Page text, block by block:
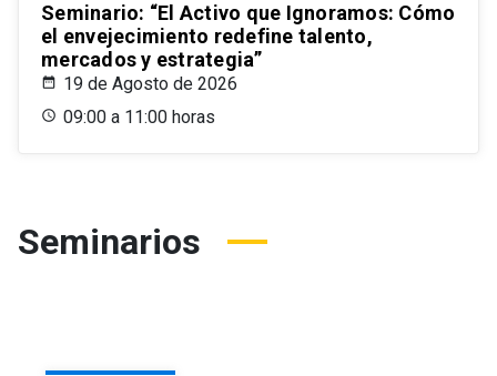
Seminario: “El Activo que Ignoramos: Cómo
el envejecimiento redefine talento,
mercados y estrategia”
19 de Agosto de 2026
09:00 a 11:00 horas
Seminarios